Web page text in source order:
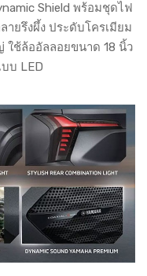
Shield พร้อมชุดไฟ
ยรึงผึ้ง ประดับโครเมียม
ใช้ล้ออัลลอยขนาด 18 นิ้ว
บ LED